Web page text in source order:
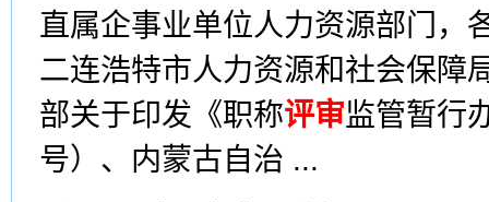
直属企事业单位人力资源部门，
二连浩特市人力资源和社会保障
部关于印发《职称评审监管暂行
号）、内蒙古自治 ...